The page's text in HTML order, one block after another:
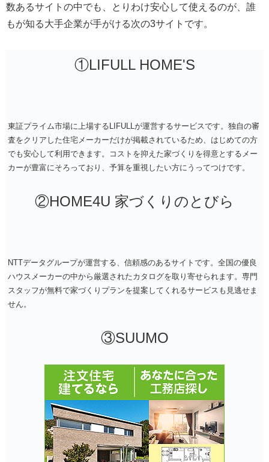
数あるサイトの中でも、とりわけ安心して使えるのが、誰
もが知る大手企業が手がける次の3サイトです。
①LIFULL HOME'S
東証プライム市場に上場するLIFULLが運営するサービスです。独自の審
査をクリアした住宅メーカーだけが掲載されているため、はじめての方
でも安心して利用できます。コストを抑えた家づくりを得意とするメー
カーが豊富にそろっており、予算を重視したい方にうってつけです。
②HOME4U 家づくりのとびら
NTTデータグループが運営する、信頼感のあるサイトです。全国の優良
ハウスメーカーの中から厳選されたカタログを取り寄せられます。専門
スタッフが無料で家づくりプランを提案してくれるサービスも見逃せま
せん。
③SUUMO